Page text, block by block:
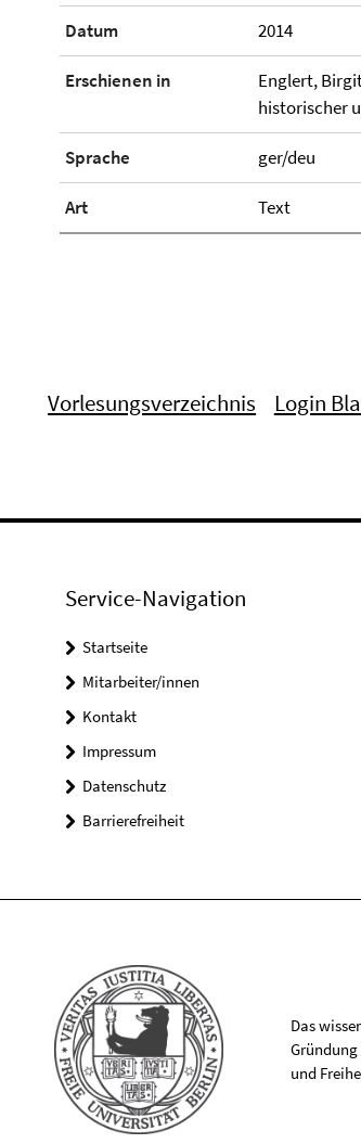
Datum 2014
Erschienen in
Englert,
historischer
Sprache ger/deu
Art Text
Vorlesungsverzeichnis Login
Service-Navigation
Startseite
Mitarbeiter/innen
Kontakt
Impressum
Datenschutz
Barrierefreiheit
Das
und